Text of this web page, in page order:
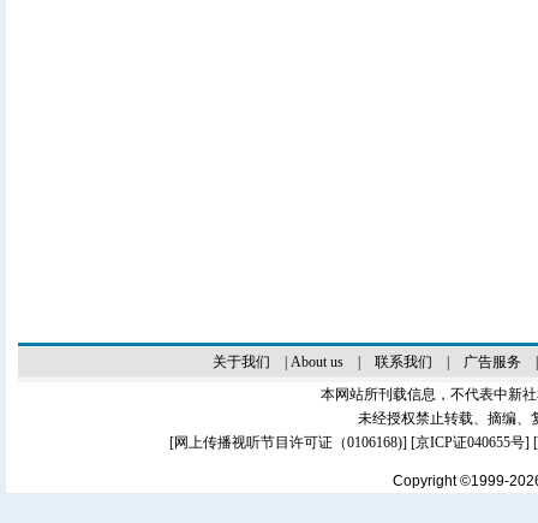
关于我们 About us| 联系我们 广告服务
本网站所刊载信息，不代表中新
未经授权禁止转载、摘编、
[网上传播视听节目许可证（0106168)] [京ICP证040655号]
Copyright ©1999-